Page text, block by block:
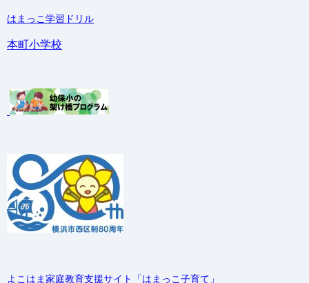
はまっこ学習ドリル
本町小学校
よこはま家庭教育支援サイト「はまっこ子育て」